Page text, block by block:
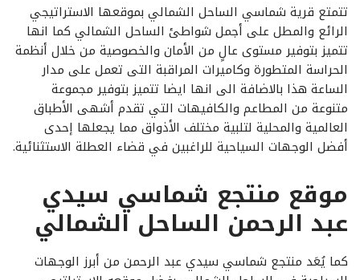
تتمتع قرية شماسي الساحل الشمالي بموقعها الاستراتيجي
الرائع والمطل على أجمل شواطئ الساحل الشمالي كما انها
تتميز بتوفير مستوى عالٍ من الأمان والخصوصية من خلال أنظمة
الحراسة المتطورة وكاميرات المراقبة التى تعمل على مدار
الساعة هذا بالاضافة الى انها ايضا تتميز بتوفير مجموعة
متنوعة من المطاعم والكافيهات التي تقدم أشهى الأطباق
العالمية والمحلية لتلبية مختلف الأذواق مما يجعلها إحدى
أفضل الوجهات السياحية للراغبين في قضاء العطلة الاستثنائية.
موقع منتجع شماسي سيدي
عبد الرحمن الساحل الشمالي
كما يُعَد منتجع شماسي سيدي عبد الرحمن من أبرز الوجهات